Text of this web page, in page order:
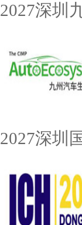
2027深圳
2027深圳